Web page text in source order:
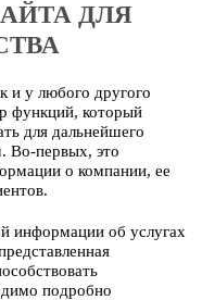
ДЛЯ
и у любого другого
функций, который
для дальнейшего
Во-первых, это
о компании, ее
информации об услугах
подробно